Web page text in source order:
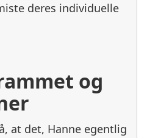
deres individuelle
og
at det, Hanne egentlig